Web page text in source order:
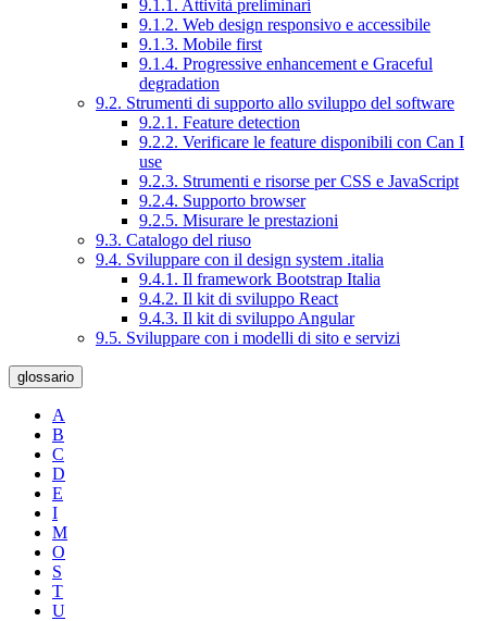
9.1.1. Attività preliminari
9.1.2. Web design responsivo e accessibile
9.1.3. Mobile first
9.1.4. Progressive enhancement e Graceful
degradation
9.2. Strumenti di supporto allo sviluppo del software
9.2.1. Feature detection
9.2.2. Verificare le feature disponibili con Can I
use
9.2.3. Strumenti e risorse per CSS e JavaScript
9.2.4. Supporto browser
9.2.5. Misurare le prestazioni
9.3. Catalogo del riuso
9.4. Sviluppare con il design system .italia
9.4.1. Il framework Bootstrap Italia
9.4.2. Il kit di sviluppo React
9.4.3. Il kit di sviluppo Angular
9.5. Sviluppare con i modelli di sito e servizi
glossario
A
B
C
D
E
I
M
O
S
T
U